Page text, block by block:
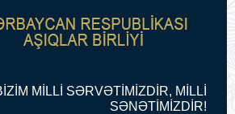
MİLLİ SƏRVƏTİMİZDİR, MİLLİ
SƏNƏTİMİZDİR!